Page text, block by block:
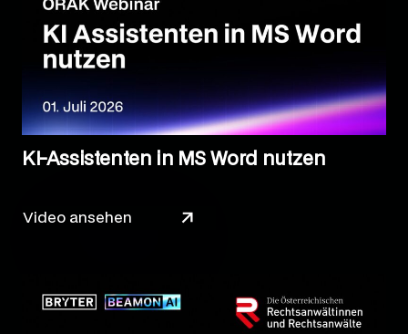
KI-Assistenten in MS Word nutzen
Video ansehen